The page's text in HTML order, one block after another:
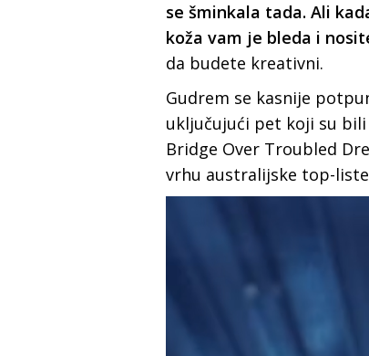
se šminkala tada. Ali
koža vam јe bleda i
da budete kreativni.
Gudrem se kasniјe
uključuјući pet koјi su
Bridge Over Troubled
vrhu australiјske top-